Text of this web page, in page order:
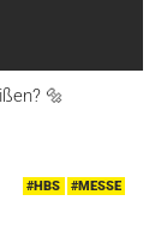
🔩
#HBS #MESSE